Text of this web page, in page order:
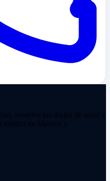
resuelve tus dudas de salud y
médica en México y